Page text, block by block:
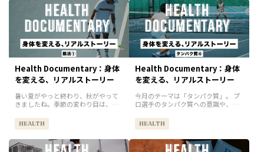
Health Documentary：身体
を変える、リアルストーリー
暑い夏がやっと終わり、秋がやって
きましたね。季節の変わり目は、気
やすい時期。特に腸の乱れは、体調
やメンタル、パフォーマンスにも大
と...
HEALTH
Health Documentary：身体
を変える、リアルストーリー
今月のテーマは「タンパク質」。 プ
ロ選手のタンパク質への意識や、
をお届けしてきましたが、今回はそ
の最終回。実際に1ヶ月間“タンパク
HEALTH